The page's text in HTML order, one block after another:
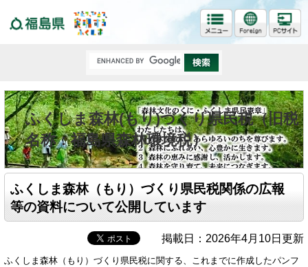
ふくしま森林(もり)づくり県民税（旧税
名称：福島県森林環境税）
ふくしま森林（もり）づくり県民税関係の広報
等の資料について公開しています
掲載日：2026年4月10日更新
ふくしま森林（もり）づくり県民税に関する、これまでに作成したパンフ